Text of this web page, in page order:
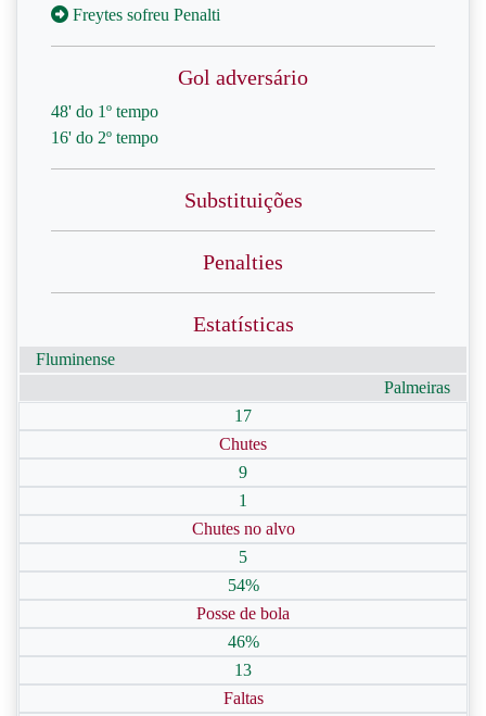
Freytes sofreu Penalti
Gol adversário
48' do 1º tempo
16' do 2º tempo
Substituições
Penalties
Estatísticas
Fluminense
Palmeiras
17
Chutes
9
1
Chutes no alvo
5
54%
Posse de bola
46%
13
Faltas